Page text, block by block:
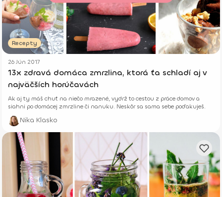
Recepty
26 Jún 2017
13x zdravá domáca zmrzlina, ktorá ťa schladí aj v
najväčších horúčavách
Ak aj ty máš chuť na niečo mrazené, vydrž to cestou z práce domov a
siahni po domácej zmrzline či nanuku. Neskôr sa sama sebe poďakuješ.
Nika Klasko